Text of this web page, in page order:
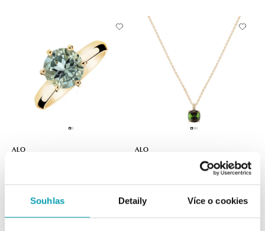
Souhlas Detaily Více o cookies
ALO
od 1 500 €
ALO
Náhrdelník s diamantmi a
od 1 161 €